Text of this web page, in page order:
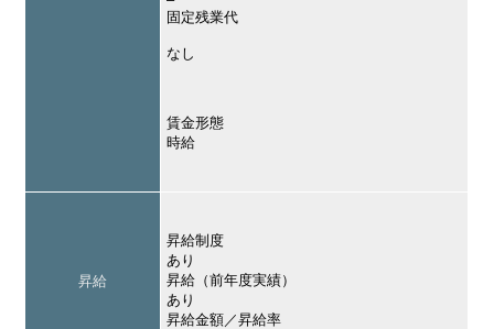
固定残業代
なし
賃金形態
時給
昇給
昇給制度
あり
昇給（前年度実績）
あり
昇給金額／昇給率